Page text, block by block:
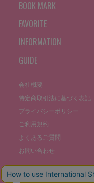
BOOK MARK
FAVORITE
INFORMATION
GUIDE
会社概要
特定商取引法に基づく表記
プライバシーポリシー
ご利用規約
よくあるご質問
お問い合わせ